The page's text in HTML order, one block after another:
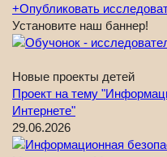
+Опубликовать
Установите наш баннер!
Новые проекты детей
Проект на тему
Интернете"
29.06.2026